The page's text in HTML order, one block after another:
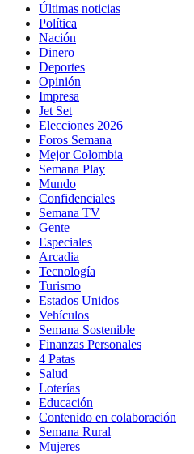
Últimas noticias
Política
Nación
Dinero
Deportes
Opinión
Impresa
Jet Set
Elecciones 2026
Foros Semana
Mejor Colombia
Semana Play
Mundo
Confidenciales
Semana TV
Gente
Especiales
Arcadia
Tecnología
Turismo
Estados Unidos
Vehículos
Semana Sostenible
Finanzas Personales
4 Patas
Salud
Loterías
Educación
Contenido en colaboración
Semana Rural
Mujeres